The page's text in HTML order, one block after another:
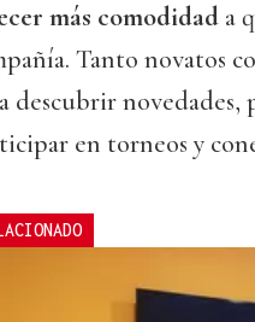
más comodidad a
Tanto novatos
descubrir novedades,
en torneos y